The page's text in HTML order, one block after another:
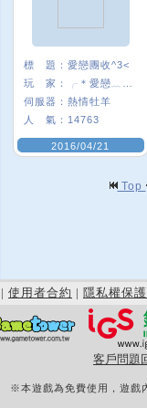
標 題： 愛戀團收^3<
玩 家：
伺服器： 熱情牡羊
人 氣： 14763
2016/04/21
Top
| 使用者合約 | 隱私權保護
客戶問題
※本遊戲為免費使用，遊戲